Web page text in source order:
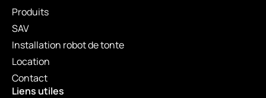
Produits
SAV
Installation robot de tonte
Location
Contact
Liens utiles